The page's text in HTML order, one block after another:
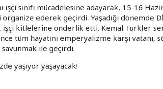
işçi sınıfı mücadelesine adayarak, 15-16
ederek geçirdi. Yaşadığı dönemde
işçi kitlelerine önderlik etti. Kemal Türkler
tüm hayatını emperyalizme karşı vatanı,
ile geçirdi.
yaşıyor yaşayacak!